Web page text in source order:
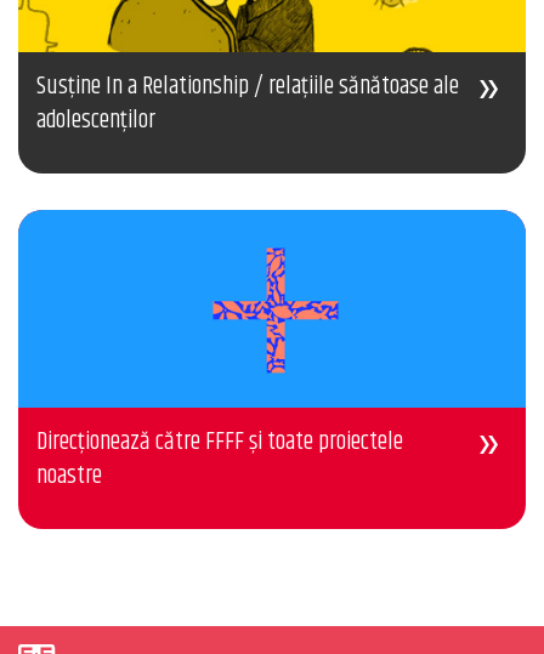
Susține In a Relationship / relațiile sănătoase ale
adolescenților
Direcționează către FFFF și toate proiectele
noastre